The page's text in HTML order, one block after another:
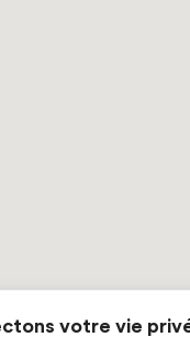
votre vie